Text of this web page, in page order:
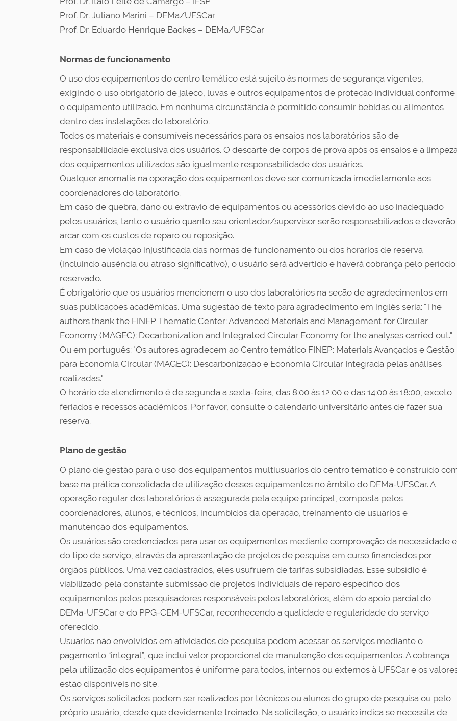
Prof. Dr. Juliano Marini – DEMa/UFSCar
Prof. Dr. Eduardo Henrique Backes – DEMa/UFSCar
Normas de funcionamento
O uso dos equipamentos do centro temático está sujeito às normas de segurança vigentes,
exigindo o uso obrigatório de jaleco, luvas e outros equipamentos de proteção individual conforme
o equipamento utilizado. Em nenhuma circunstância é permitido consumir bebidas ou alimentos
dentro das instalações do laboratório.
Todos os materiais e consumíveis necessários para os ensaios nos laboratórios são de
responsabilidade exclusiva dos usuários. O descarte de corpos de prova após os ensaios e a
dos equipamentos utilizados são igualmente responsabilidade dos usuários.
Qualquer anomalia na operação dos equipamentos deve ser comunicada imediatamente aos
coordenadores do laboratório.
Em caso de quebra, dano ou extravio de equipamentos ou acessórios devido ao uso inadequado
pelos usuários, tanto o usuário quanto seu orientador/supervisor serão responsabilizados e deverão
arcar com os custos de reparo ou reposição.
Em caso de violação injustificada das normas de funcionamento ou dos horários de reserva
(incluindo ausência ou atraso significativo), o usuário será advertido e haverá cobrança pelo período
reservado.
É obrigatório que os usuários mencionem o uso dos laboratórios na seção de agradecimentos em
suas publicações acadêmicas. Uma sugestão de texto para agradecimento em inglês seria: "The
authors thank the FINEP Thematic Center: Advanced Materials and Management for Circular
Economy (MAGEC): Decarbonization and Integrated Circular Economy for the analyses carried out."
Ou em português: "Os autores agradecem ao Centro temático FINEP: Materiais Avançados e Gestão
para Economia Circular (MAGEC): Descarbonização e Economia Circular Integrada pelas análises
realizadas."
O horário de atendimento é de segunda a sexta-feira, das 8:00 às 12:00 e das 14:00 às 18:00, exceto
feriados e recessos acadêmicos. Por favor, consulte o calendário universitário antes de fazer sua
reserva.
Plano de gestão
O plano de gestão para o uso dos equipamentos multiusuários do centro temático é construído
base na prática consolidada de utilização desses equipamentos no âmbito do DEMa-UFSCar. A
operação regular dos laboratórios é assegurada pela equipe principal, composta pelos
coordenadores, alunos, e técnicos, incumbidos da operação, treinamento de usuários e
manutenção dos equipamentos.
Os usuários são credenciados para usar os equipamentos mediante comprovação da necessidade e
do tipo de serviço, através da apresentação de projetos de pesquisa em curso financiados por
órgãos públicos. Uma vez cadastrados, eles usufruem de tarifas subsidiadas. Esse subsídio é
viabilizado pela constante submissão de projetos individuais de reparo específico dos
equipamentos pelos pesquisadores responsáveis pelos laboratórios, além do apoio parcial do
DEMa-UFSCar e do PPG-CEM-UFSCar, reconhecendo a qualidade e regularidade do serviço
oferecido.
Usuários não envolvidos em atividades de pesquisa podem acessar os serviços mediante o
pagamento “integral”, que inclui valor proporcional de manutenção dos equipamentos. A cobrança
pela utilização dos equipamentos é uniforme para todos, internos ou externos à UFSCar e os
estão disponíveis no site.
Os serviços solicitados podem ser realizados por técnicos ou alunos do grupo de pesquisa ou pelo
próprio usuário, desde que devidamente treinado. Na solicitação, o usuário indica se necessita de